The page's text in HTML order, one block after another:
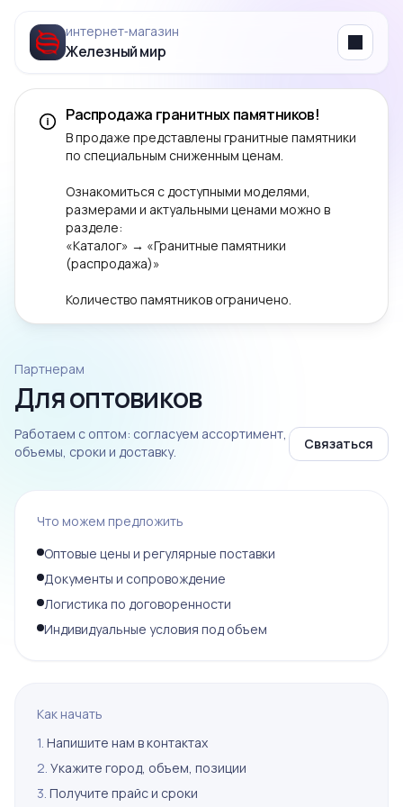
интернет‑магазин
Железный мир Menu
Распродажа гранитных памятников!
В продаже представлены гранитные памятники
по специальным сниженным ценам.
Ознакомиться с доступными моделями,
размерами и актуальными ценами можно в
разделе:
«Каталог» → «Гранитные памятники
(распродажа)»
Количество памятников ограничено.
Партнерам
Для оптовиков
Работаем с оптом: согласуем ассортимент,
объемы, сроки и доставку.
Связаться
Что можем предложить
Оптовые цены и регулярные поставки
Документы и сопровождение
Логистика по договоренности
Индивидуальные условия под объем
Как начать
1. Напишите нам в контактах
2. Укажите город, объем, позиции
3. Получите прайс и сроки